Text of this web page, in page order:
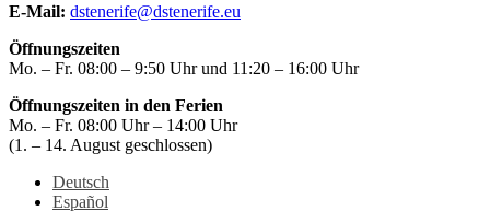
E-Mail: dstenerife@dstenerife.eu
Öffnungszeiten
Mo. – Fr. 08:00 – 9:50 Uhr und 11:20 – 16:00 Uhr
Öffnungszeiten in den Ferien
Mo. – Fr. 08:00 Uhr – 14:00 Uhr
(1. – 14. August geschlossen)
Deutsch
Español